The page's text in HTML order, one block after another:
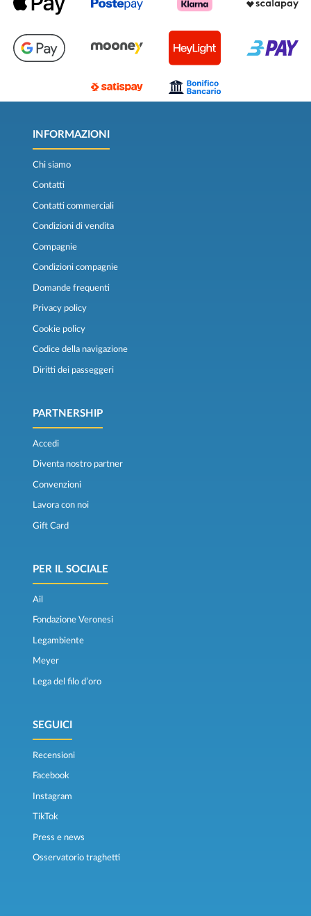
INFORMAZIONI
Chi siamo
Contatti
Contatti commerciali
Condizioni di vendita
Compagnie
Condizioni compagnie
Domande frequenti
Privacy policy
Cookie policy
Codice della navigazione
Diritti dei passeggeri
PARTNERSHIP
Accedi
Diventa nostro partner
Convenzioni
Lavora con noi
Gift Card
PER IL SOCIALE
Ail
Fondazione Veronesi
Legambiente
Meyer
Lega del filo d’oro
SEGUICI
Recensioni
Facebook
Instagram
TikTok
Press e news
Osservatorio traghetti